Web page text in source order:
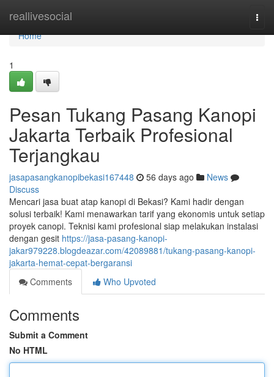
reallivesocial
Home
Home
1
Pesan Tukang Pasang Kanopi
Jakarta Terbaik Profesional
Terjangkau
jasapasangkanopibekasi167448 56 days ago
News
Discuss
Mencari jasa buat atap kanopi di Bekasi? Kami hadir dengan
solusi terbaik! Kami menawarkan tarif yang ekonomis untuk setiap
proyek canopi. Teknisi kami profesional siap melakukan instalasi
dengan gesit https://jasa-pasang-kanopi-
jakar979228.blogdeazar.com/42089881/tukang-pasang-kanopi-
jakarta-hemat-cepat-bergaransi
Comments
Who Upvoted
Comments
Submit a Comment
No HTML